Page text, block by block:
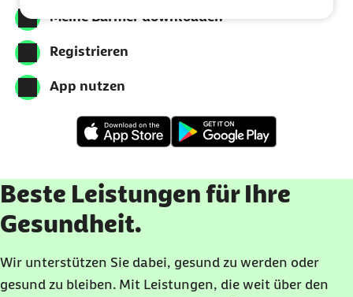
Meine Barmer downloaden
Registrieren
App nutzen
Beste Leistungen für Ihre
Gesundheit.
Wir unterstützen Sie dabei, gesund zu werden oder
gesund zu bleiben. Mit Leistungen, die weit über den